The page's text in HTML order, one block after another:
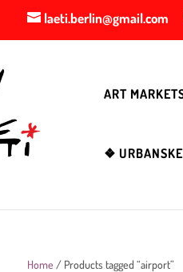
laeti.berlin@gmail.com
ART
❖
Home / Products tagged “airport”